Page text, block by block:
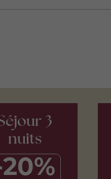
3
nuits